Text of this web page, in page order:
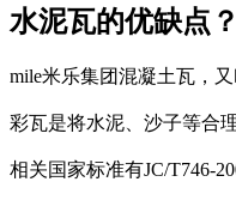
水泥瓦的优缺点？
mile米乐集团混凝土瓦，
彩瓦是将水泥、沙子等合
相关国家标准有JC/T746-